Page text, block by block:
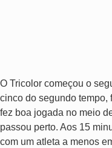
O Tricolor começou o
cinco do segundo tempo,
fez boa jogada no meio
passou perto. Aos 15
com um atleta a menos